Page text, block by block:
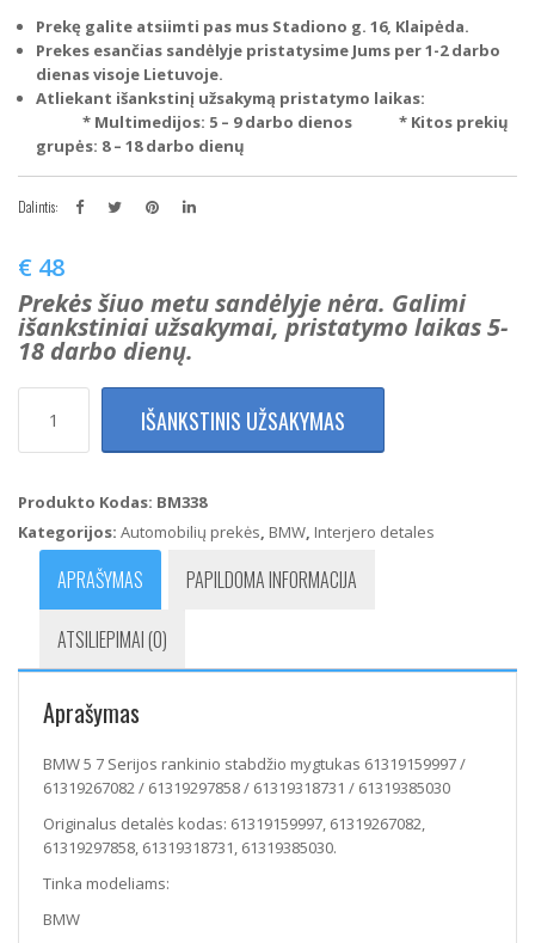
Prekę galite atsiimti pas mus Stadiono g. 16, Klaipėda.
Prekes esančias sandėlyje pristatysime Jums per 1-2 darbo
dienas visoje Lietuvoje.
Atliekant išankstinį užsakymą pristatymo laikas:
* Multimedijos: 5 – 9 darbo dienos * Kitos prekių
grupės: 8 – 18 darbo dienų
Dalintis:
€ 48
Prekės šiuo metu sandėlyje nėra. Galimi
išankstiniai užsakymai, pristatymo laikas 5-
18 darbo dienų.
kiekis:
7
rankinio
mygtukas
61319159997
61319297858
61319318731
IŠANKSTINIS UŽSAKYMAS
Produkto Kodas: BM338
Kategorijos: Automobilių prekės, BMW, Interjero detales
APRAŠYMAS PAPILDOMA INFORMACIJA
ATSILIEPIMAI (0)
Aprašymas
BMW 5 7 Serijos rankinio stabdžio mygtukas 61319159997 /
61319267082 / 61319297858 / 61319318731 / 61319385030
Originalus detalės kodas: 61319159997, 61319267082,
61319297858, 61319318731, 61319385030.
Tinka modeliams:
BMW